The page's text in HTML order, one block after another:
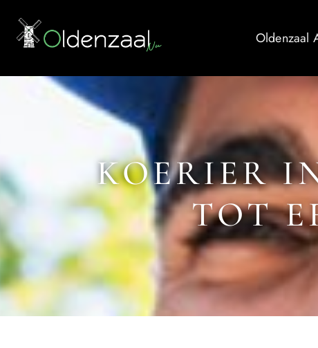
Oldenzaal
KOERIER
TOT